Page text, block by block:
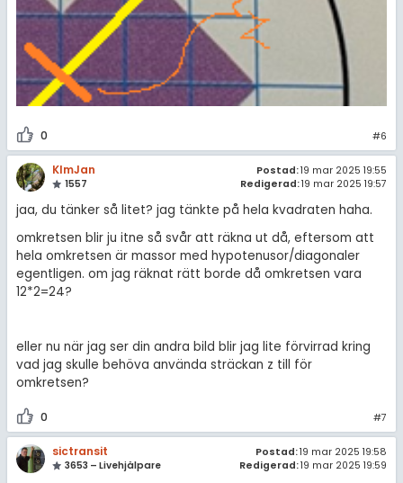
0 #6
KlmJan
1557
Postad:19 mar 2025 19:55
Redigerad:19 mar 2025 19:57
jaa, du tänker så litet? jag tänkte på hela kvadraten haha.
omkretsen blir ju itne så svår att räkna ut då, eftersom att
hela omkretsen är massor med hypotenusor/diagonaler
egentligen. om jag räknat rätt borde då omkretsen vara
12*2=24?
eller nu när jag ser din andra bild blir jag lite förvirrad kring
vad jag skulle behöva använda sträckan z till för
omkretsen?
0 #7
sictransit
3653 – Livehjälpare
Postad:19 mar 2025 19:58
Redigerad:19 mar 2025 19:59